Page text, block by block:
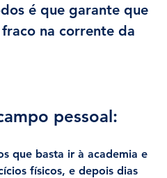
é que garante que
na corrente da
pessoal:
que basta ir à academia e
físicos, e depois dias